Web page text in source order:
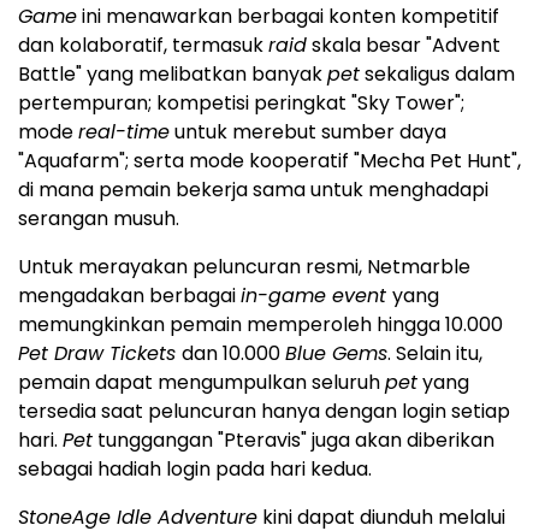
Gameini menawarkan berbagai konten kompetitif
dan kolaboratif, termasukraidskala besar "Advent
Battle" yang melibatkan banyakpetsekaligus dalam
pertempuran; kompetisi peringkat "Sky Tower";
modereal-timeuntuk merebut sumber daya
"Aquafarm"; serta mode kooperatif "Mecha Pet Hunt",
di mana pemain bekerja sama untuk menghadapi
serangan musuh.
Untuk merayakan peluncuran resmi, Netmarble
mengadakan berbagaiin-game event yang
memungkinkan pemain memperoleh hingga 10.000
Pet Draw Tickets dan 10.000Blue Gems. Selain itu,
pemain dapat mengumpulkan seluruhpetyang
tersedia saat peluncuran hanya dengan login setiap
hari. Pet tunggangan "Pteravis" juga akan diberikan
sebagai hadiah login pada hari kedua.
StoneAge Idle Adventure kini dapat diunduh melalui